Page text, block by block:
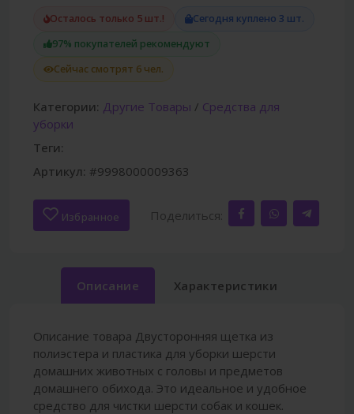
Осталось только 5 шт.!
Сегодня куплено 3 шт.
97% покупателей рекомендуют
Сейчас смотрят 6 чел.
Категории: Другие Товары / Средства для
уборки
Теги:
Артикул: #9998000009363
Избранное Поделиться:
Описание Характеристики
Описание товара Двусторонняя щетка из
полиэстера и пластика для уборки шерсти
домашних животных с головы и предметов
домашнего обихода. Это идеальное и удобное
средство для чистки шерсти собак и кошек.